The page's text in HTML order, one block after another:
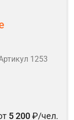
1253
5 200₽/чел.